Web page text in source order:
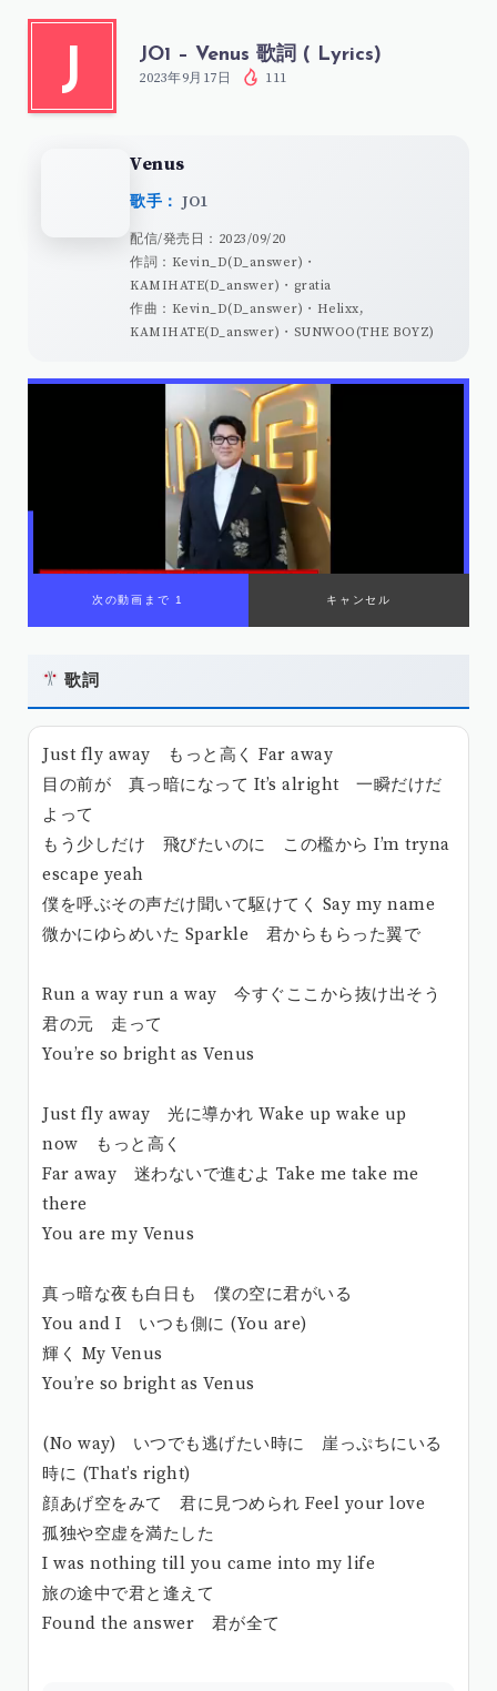
J JO1 – Venus 歌詞 ( Lyrics)
2023年9月17日 111
Venus
歌手： JO1
配信/発売日：2023/09/20
作詞：Kevin_D(D_answer)・
KAMIHATE(D_answer)・gratia
作曲：Kevin_D(D_answer)・Helixx,
KAMIHATE(D_answer)・SUNWOO(THE BOYZ)
00:00/ 01:08
歌詞
Just fly away もっと高く Far away
目の前が 真っ暗になって It’s alright 一瞬だけだ
よって
もう少しだけ 飛びたいのに この檻から I’m tryna
escape yeah
僕を呼ぶその声だけ聞いて駆けてく Say my name
微かにゆらめいた Sparkle 君からもらった翼で
Run a way run a way 今すぐここから抜け出そう
君の元 走って
You’re so bright as Venus
Just fly away 光に導かれ Wake up wake up
now もっと高く
Far away 迷わないで進むよ Take me take me
there
You are my Venus
真っ暗な夜も白日も 僕の空に君がいる
You and I いつも側に (You are)
輝く My Venus
You’re so bright as Venus
(No way) いつでも逃げたい時に 崖っぷちにいる
時に (That’s right)
顔あげ空をみて 君に見つめられ Feel your love
孤独や空虚を満たした
I was nothing till you came into my life
旅の途中で君と逢えて
Found the answer 君が全て